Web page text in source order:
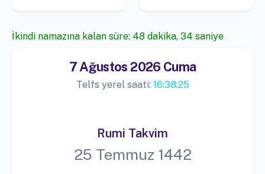
İkindi namazına kalan süre: 48 dakika, 34 saniye
7 Ağustos 2026 Cuma
Telfs yerel saati: 16:38:25
Rumi Takvim
25 Temmuz 1442